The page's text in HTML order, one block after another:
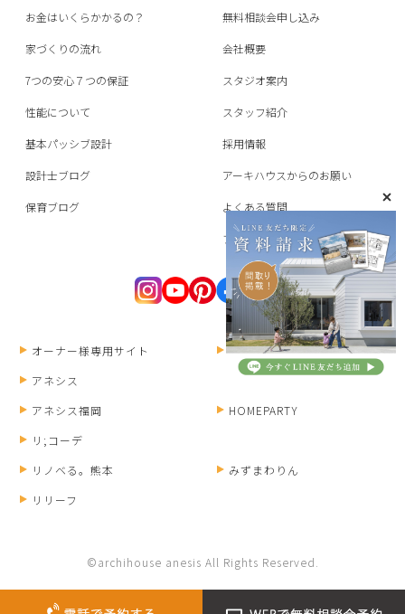
お金はいくらかかるの？
家づくりの流れ
7つの安心７つの保証
性能について
基本パッシブ設計
設計士ブログ
保育ブログ
無料相談会申し込み
会社概要
スタジオ案内
スタッフ紹介
採用情報
アーキハウスからのお願い
よくある質問
プライバシーポリシー
オーナー様専用サイト
ANESIS RECRUIT
アネシス
アネシス福岡
HOMEPARTY
リ;コーデ
リノベる。熊本
みずまわりん
リリーフ
©archihouse anesis All Rights Reserved.